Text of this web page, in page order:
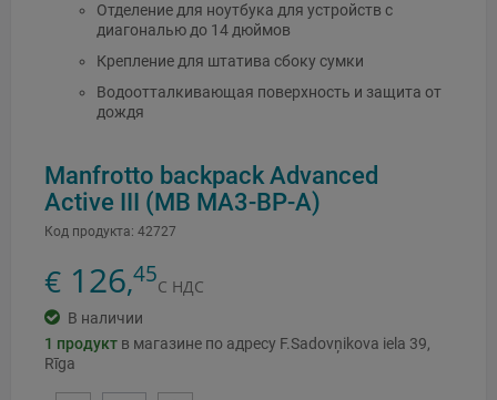
Отделение для ноутбука для устройств с
диагональю до 14 дюймов
Крепление для штатива сбоку сумки
Водоотталкивающая поверхность и защита от
дождя
Manfrotto backpack Advanced
Active III (MB MA3-BP-A)
Код продукта: 42727
€ 126,45С НДС
В наличии
1 продукт в магазине по адресу F.Sadovņikova iela 39,
Rīga